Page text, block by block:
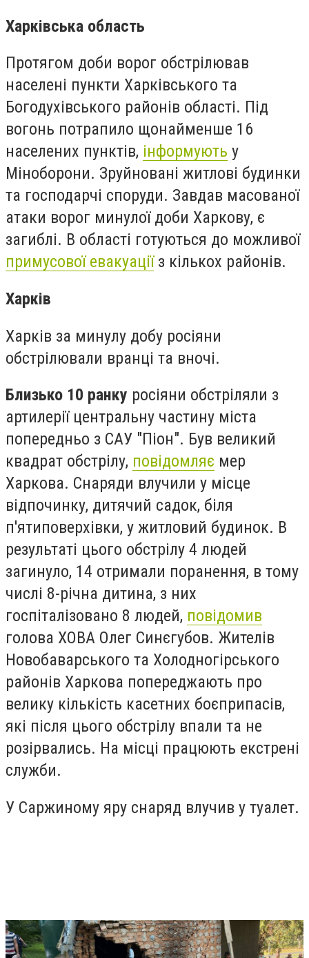
Харківська область
Протягом доби ворог обстрілював
населені пункти Харківського та
Богодухівського районів області. Під
вогонь потрапило щонайменше 16
населених пунктів, інформують у
Міноборони. Зруйновані житлові будинки
та господарчі споруди. Завдав масованої
атаки ворог минулої доби Харкову, є
загиблі. В області готуються до можливої
примусової евакуаціїз кількох районів.
Харків
Харків за минулу добу росіяни
обстрілювали вранці та вночі.
Близько 10 ранку росіяни обстріляли з
артилерії центральну частину міста
попередньо з САУ "Піон". Був великий
квадрат обстрілу, повідомляє мер
Харкова. Снаряди влучили у місце
відпочинку, дитячий садок, біля
п'ятиповерхівки, у житловий будинок. В
результаті цього обстрілу 4 людей
загинуло, 14 отримали поранення, в тому
числі 8-річна дитина, з них
госпіталізовано 8 людей, повідомив
голова ХОВА Олег Синєгубов. Жителів
Новобаварського та Холодногірського
районів Харкова попереджають про
велику кількість касетних боєприпасів,
які після цього обстрілу впали та не
розірвались. На місці працюють екстрені
служби.
У Саржиному яру снаряд влучив у туалет.